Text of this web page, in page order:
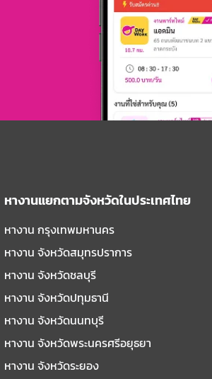
หางานแยกตามจังหวัดในประเทศไทย
หางาน กรุงเทพมหานคร
หางาน จังหวัดสมุทรปราการ
หางาน จังหวัดชลบุรี
หางาน จังหวัดปทุมธานี
หางาน จังหวัดนนทบุรี
หางาน จังหวัดพระนครศรีอยุธยา
หางาน จังหวัดระยอง